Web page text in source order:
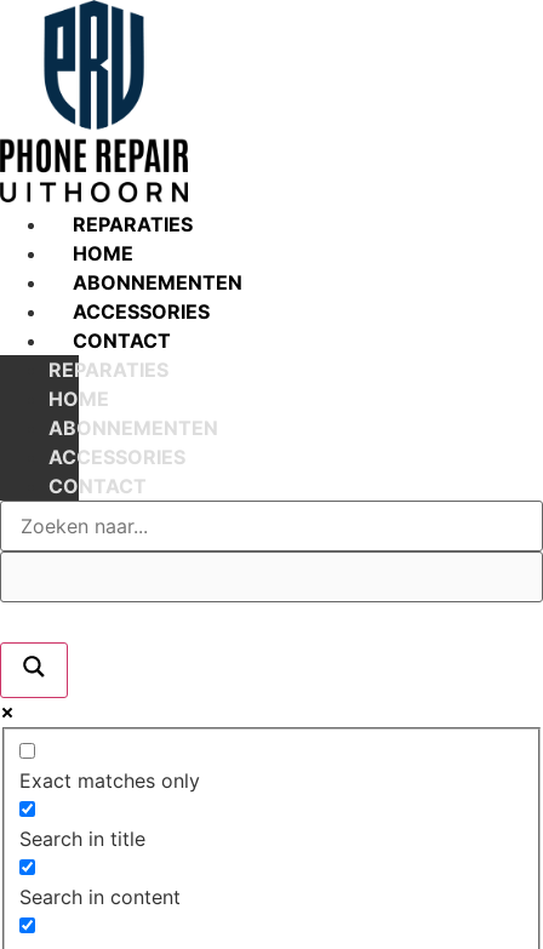
inhoud
REPARATIES
HOME
ABONNEMENTEN
ACCESSORIES
CONTACT
REPARATIES
HOME
ABONNEMENTEN
ACCESSORIES
CONTACT
Exact matches only
Search in title
Search in content